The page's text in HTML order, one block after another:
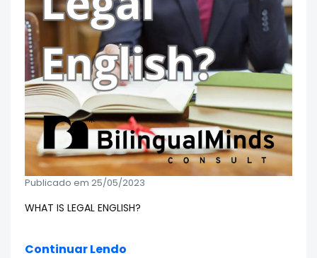
Publicado em 25/05/2023
WHAT IS LEGAL ENGLISH?
Continuar Lendo